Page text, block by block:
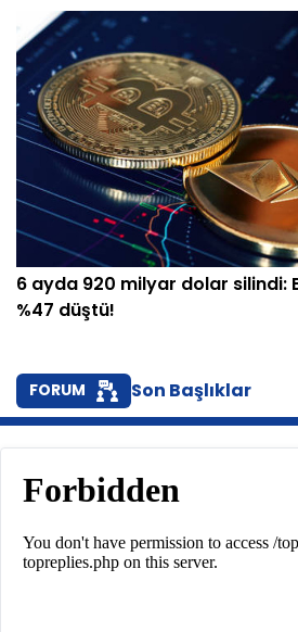
6 ayda 920 milyar dolar silindi:
%47 düştü!
FORUM Son Başlıklar